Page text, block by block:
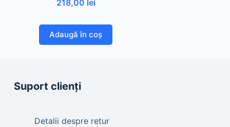
218,00 lei
Adaugă în coș
Suport clienți
Detalii despre retur